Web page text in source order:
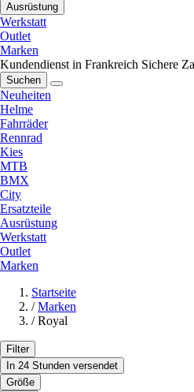
Ausrüstung
Werkstatt
Outlet
Marken
Kundendienst in Frankreich Sichere
Suchen
Neuheiten
Helme
Fahrräder
Rennrad
Kies
MTB
BMX
City
Ersatzteile
Ausrüstung
Werkstatt
Outlet
Marken
Startseite
/ Marken
/ Royal
Filter
In 24 Stunden versendet
Größe